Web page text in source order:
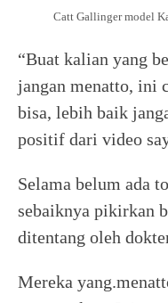
Catt Gallinger model
“Buat kalian yang
jangan menatto, ini
bisa, lebih baik
positif dari video
Selama belum ada
sebaiknya pikirkan
ditentang oleh
Mereka